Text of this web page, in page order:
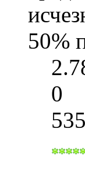
50%
0
535